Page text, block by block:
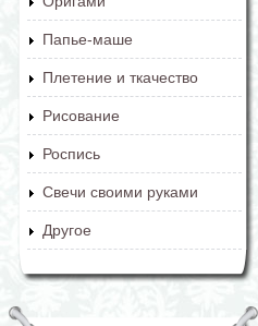
Папье-маше
Плетение и ткачество
Рисование
Роспись
Свечи своими руками
Другое